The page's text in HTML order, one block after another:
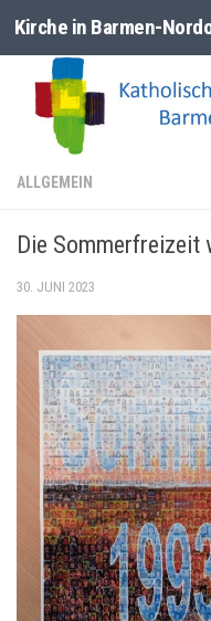
Zum Inhalt springen
Kirche in Barmen-
ALLGEMEIN
Die Sommerfreizeit
30. JUNI 2023